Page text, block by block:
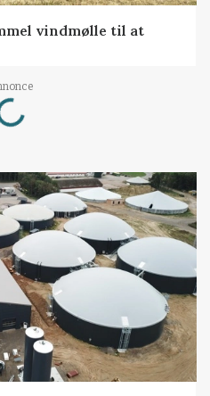
vindmølle til at
Loading...